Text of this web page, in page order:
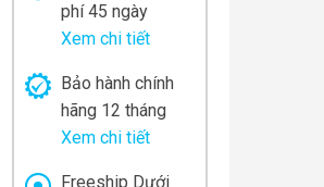
phí 45 ngày
Xem chi tiết
Bảo hành chính
hãng 12 tháng
Xem chi tiết
Freeship Dưới